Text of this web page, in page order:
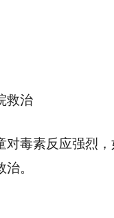
救治
对毒素反应强烈
。